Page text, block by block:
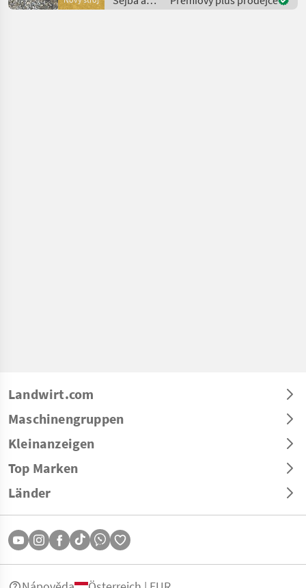
Parallelogramm, jedes
starostlivosť
Landwirt.com
Maschinengruppen
Kleinanzeigen
Top Marken
Länder